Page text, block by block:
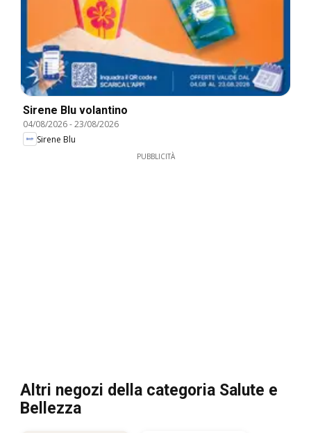
Sirene Blu volantino
04/08/2026-23/08/2026
Sirene Blu
PUBBLICITÀ
Altri negozi della categoria Salute e
Bellezza